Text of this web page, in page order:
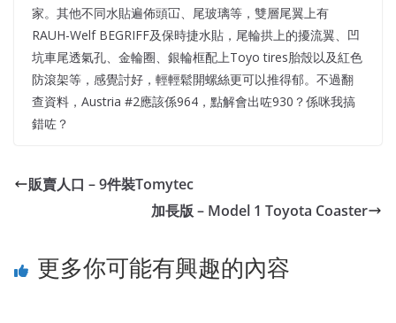
家。其他不同水貼遍佈頭冚、尾玻璃等，雙層尾翼上有
RAUH-Welf BEGRIFF及保時捷水貼，尾輪拱上的擾流翼、凹
坑車尾透氣孔、金輪圈、銀輪框配上Toyo tires胎殼以及紅色
防滾架等，感覺討好，輕輕鬆開螺絲更可以推得郁。不過翻
查資料，Austria #2應該係964，點解會出咗930？係咪我搞
錯咗？
販賣人口 – 9件裝Tomytec
加長版 – Model 1 Toyota Coaster
更多你可能有興趣的內容